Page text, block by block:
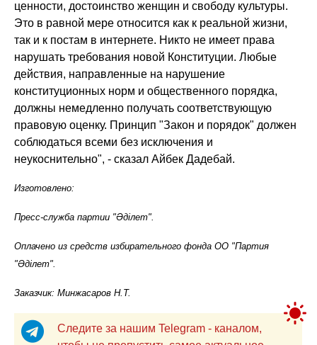
ценности, достоинство женщин и свободу культуры.
Это в равной мере относится как к реальной жизни,
так и к постам в интернете. Никто не имеет права
нарушать требования новой Конституции. Любые
действия, направленные на нарушение
конституционных норм и общественного порядка,
должны немедленно получать соответствующую
правовую оценку. Принцип "Закон и порядок" должен
соблюдаться всеми без исключения и
неукоснительно", - сказал Айбек Дадебай.
Изготовлено:
Пресс-служба партии "Әділет".
Оплачено из средств избирательного фонда ОО "Партия
"Әділет".
Заказчик: Минжасаров Н.Т.
Следите за нашим Telegram - каналом,